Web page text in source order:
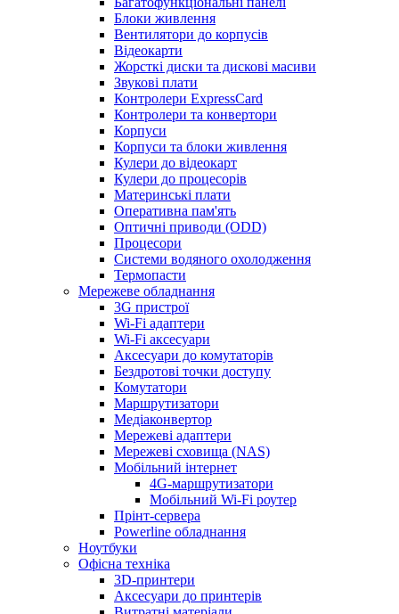
Блоки живлення
Вентилятори до корпусів
Відеокарти
Жорсткі диски та дискові масиви
Звукові плати
Контролери ExpressCard
Контролери та конвертори
Корпуси
Корпуси та блоки живлення
Кулери до відеокарт
Кулери до процесорів
Материнські плати
Оперативна пам'ять
Оптичні приводи (ODD)
Процесори
Системи водяного охолодження
Термопасти
Мережеве обладнання
3G пристрої
Wi-Fi адаптери
Wi-Fi аксесуари
Аксесуари до комутаторів
Бездротові точки доступу
Комутатори
Маршрутизатори
Медіаконвертор
Мережеві адаптери
Мережеві сховища (NAS)
Мобільний інтернет
4G-маршрутизатори
Мобільний Wi-Fi роутер
Прінт-сервера
Рowerline обладнання
Ноутбуки
Офісна техніка
3D-принтери
Аксесуари до принтерів